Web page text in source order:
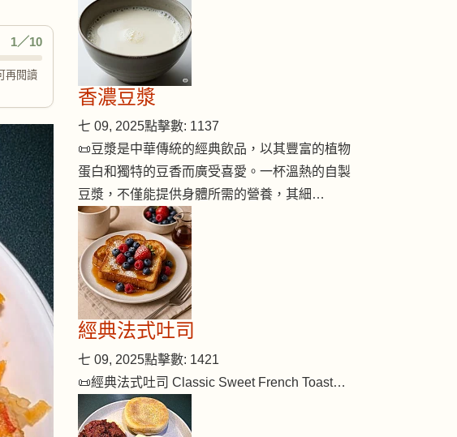
1／10
再閱讀
香濃豆漿
七 09, 2025點擊數: 1137
📜豆漿是中華傳統的經典飲品，以其豐富的植物
蛋白和獨特的豆香而廣受喜愛。一杯溫熱的自製
豆漿，不僅能提供身體所需的營養，其細…
經典法式吐司
七 09, 2025點擊數: 1421
📜經典法式吐司 Classic Sweet French Toast…